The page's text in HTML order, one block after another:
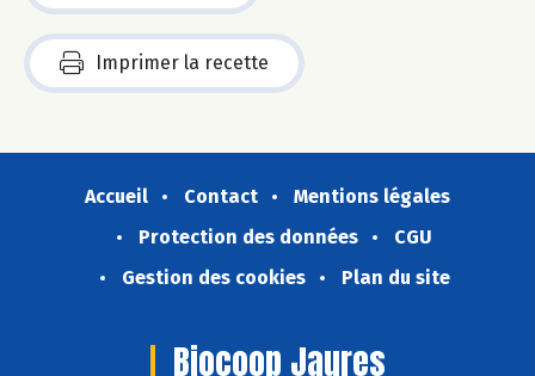
Imprimer la recette
Accueil Contact
Mentions légales
Protection des données
CGU
Gestion des cookies
Plan du site
Biocoop Jaures